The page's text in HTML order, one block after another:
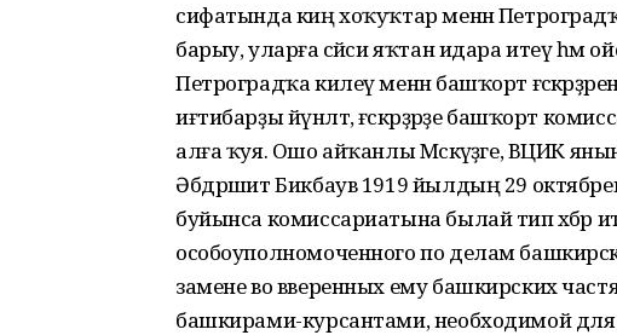
сифатында киң хоҡуҡтар менән Петроградҡа
барыу, уларға сәйәси яҡтан идара итеү һәм
Петро­градҡа килеү менән башҡорт
иғтибарҙы йүнәлтә, ғәскәрҙәрҙе башҡорт
алға ҡуя. Ошо айҡанлы Мәскәүҙәге, ВЦИК
Әбдрәшит Бикбаув 1919 йылдың 29
буйынса комиссариатына былай тип хәбәр
особоуполномоченного по делам
замене во вверенных ему башкирских
башкирами-курсантами, необходимой